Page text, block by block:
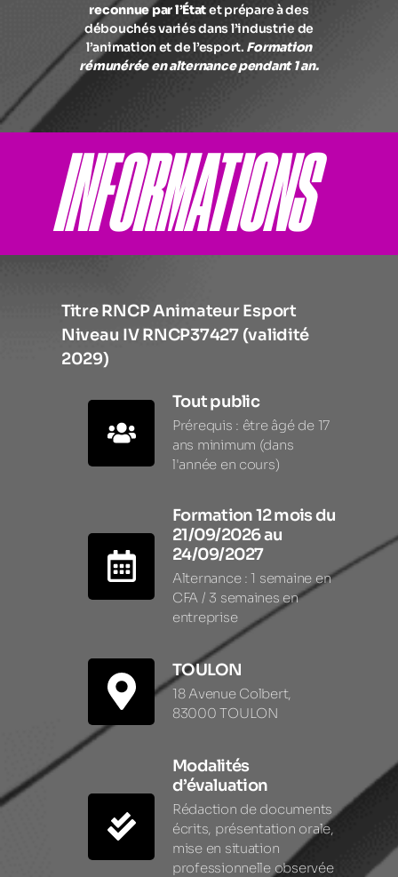
reconnue par l’Étatet prépare à des
débouchés variés dans l’industrie de
l’animation et de l’esport. Formation
rémunérée en alternance pendant 1 an.
INFORMATIONS
Titre RNCP Animateur Esport
Niveau IV RNCP37427 (validité
2029)
Tout public
Prérequis : être âgé de 17
ans minimum (dans
l'année en cours)
Formation 12 mois du
21/09/2026 au
24/09/2027
Alternance : 1 semaine en
CFA / 3 semaines en
entreprise
TOULON
18 Avenue Colbert,
83000 TOULON
Modalités
d’évaluation
Rédaction de documents
écrits, présentation orale,
mise en situation
professionnelle observée